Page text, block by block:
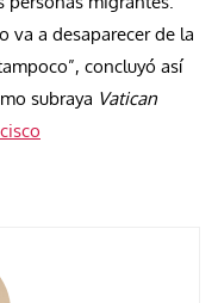
va a desaparecer de la
concluyó así
subraya Vatican